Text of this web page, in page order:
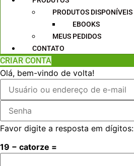
PRODUTOS DISPONÍVEIS
EBOOKS
MEUS PEDIDOS
CONTATO
CRIAR CONTA
Olá, bem-vindo de volta!
Favor digite a resposta em dígitos:
19 − catorze =